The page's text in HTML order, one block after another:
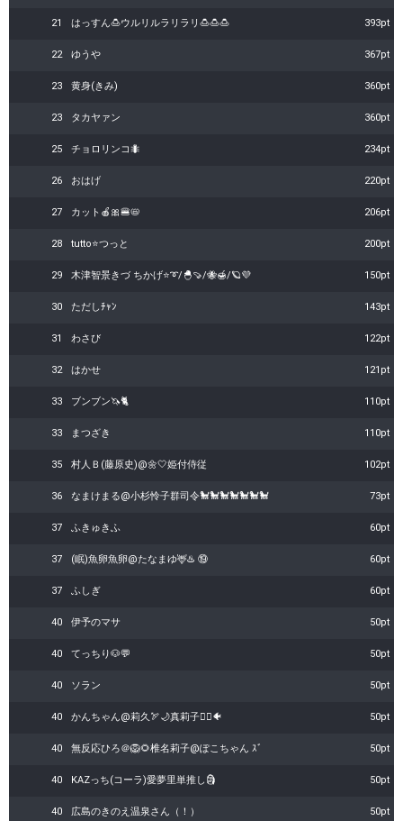
21 はっすん🍮ウルリルラリラリ🍮🍮🍮 393pt
22 ゆうや 367pt
23 黄身(きみ) 360pt
23 タカヤァン 360pt
25 チョロリンコ🐜 234pt
26 おはげ 220pt
27 カット🍎🎀🍔📛 206pt
28 tutto⭐️つっと 200pt
29 木津智景きづ ちかげ⭐️➰/🐣🍠/🐝🍯/🪐💜 150pt
30 ただしﾁｬﾝ 143pt
31 わさび 122pt
32 はかせ 121pt
33 ブンブン🦄🐈 110pt
33 まつざき 110pt
35 村人Ｂ(藤原史)@🌼🤍姫付侍従 102pt
36 なまけまる@小杉怜子群司令🐩🐩🐩🐩‪🐩🐩🐩 73pt
37 ふきゅきふ 60pt
37 (眠)魚卵魚卵@たなまゆ🦌♨️ ⑲ 60pt
37 ふしぎ 60pt
40 伊予のマサ 50pt
40 てっちり🐶💬 50pt
40 ソラン 50pt
40 かんちゃん@莉久🏹🌙真莉子🧜‍♀🐠 50pt
40 無反応ひろ＠🦁🌻椎名莉子@ぽこちゃん ｽﾞ 50pt
40 KAZっち(コーラ)愛夢里単推し🗿 50pt
40 広島のきのえ温泉さん（！） 50pt